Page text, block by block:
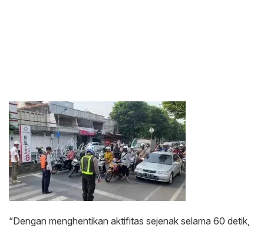
“Dengan menghentikan aktifitas sejenak selama 60 detik,